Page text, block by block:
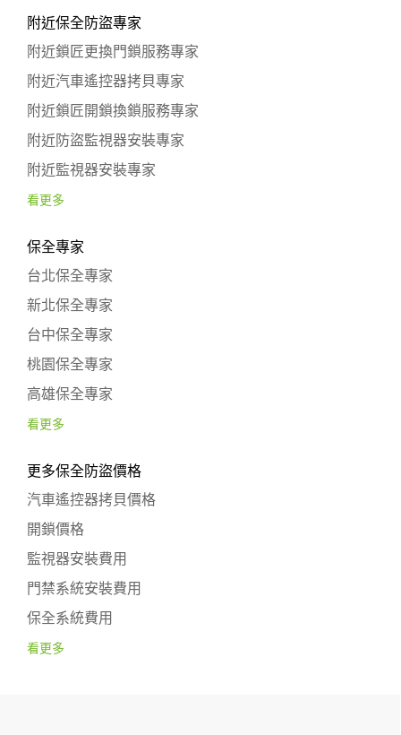
附近保全防盜專家
附近鎖匠更換門鎖服務專家
附近汽車遙控器拷貝專家
附近鎖匠開鎖換鎖服務專家
附近防盜監視器安裝專家
附近監視器安裝專家
看更多
保全專家
台北保全專家
新北保全專家
台中保全專家
桃園保全專家
高雄保全專家
看更多
更多保全防盜價格
汽車遙控器拷貝價格
開鎖價格
監視器安裝費用
門禁系統安裝費用
保全系統費用
看更多